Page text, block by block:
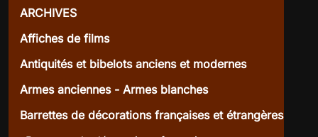
ARCHIVES
Affiches de films
Antiquités et bibelots anciens et modernes
Armes anciennes - Armes blanches
Barrettes de décorations françaises et étrangères